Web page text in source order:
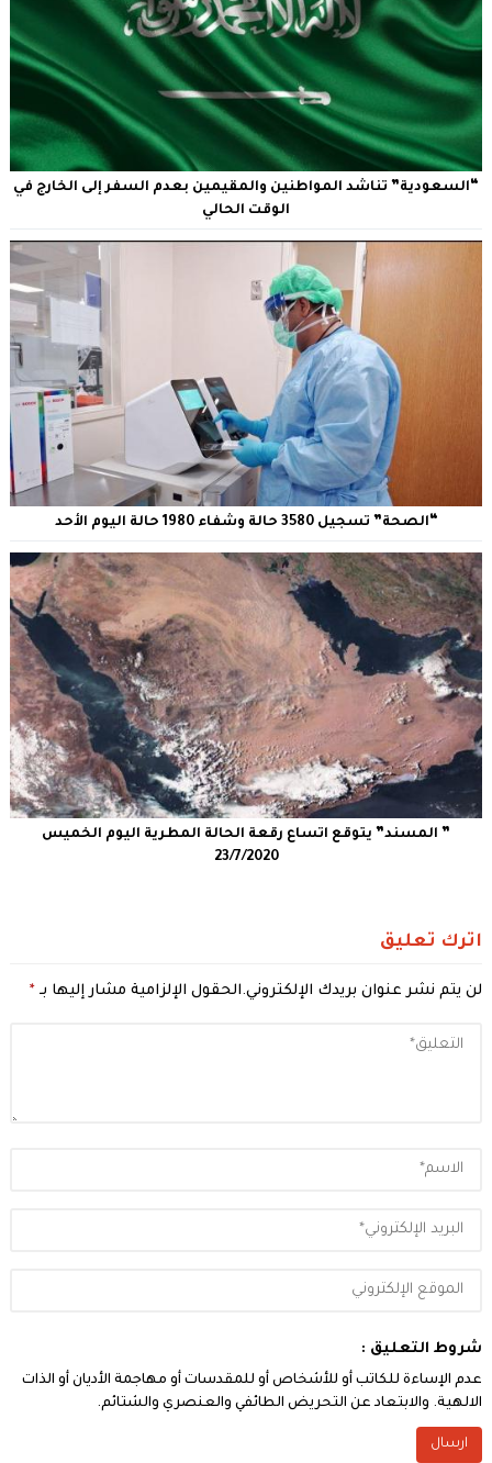
“السعودية” تناشد المواطنين والمقيمين بعدم السفر إلى الخارج في
الوقت الحالي
“الصحة” تسجيل 3580 حالة وشفاء 1980 حالة اليوم الأحد
” المسند” يتوقع اتساع رقعة الحالة المطرية اليوم الخميس
23/7/2020
اترك تعليق
لن يتم نشر عنوان بريدك الإلكتروني.الحقول الإلزامية مشار إليها بـ *
شروط التعليق :
عدم الإساءة للكاتب أو للأشخاص أو للمقدسات أو مهاجمة الأديان أو الذات
الالهية. والابتعاد عن التحريض الطائفي والعنصري والشتائم.